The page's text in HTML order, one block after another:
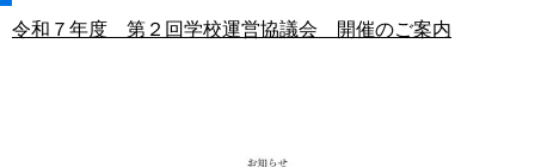
令和７年度 第２回学校運営協議会 開催のご案内